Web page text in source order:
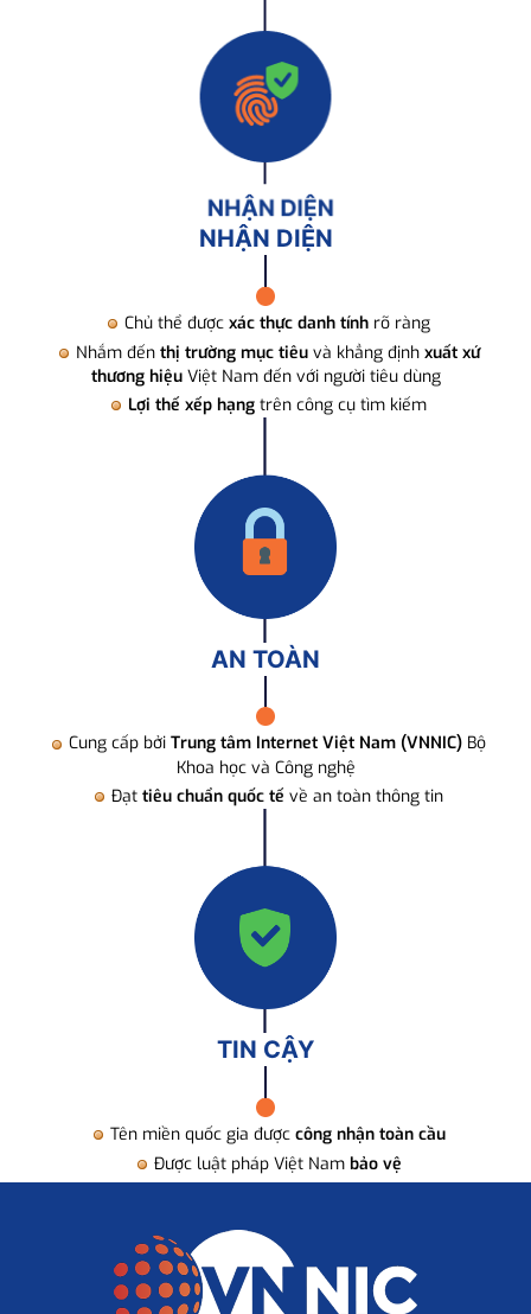
NHẬN DIỆN
Chủ thể được xác thực danh tính rõ ràng
Nhắm đến thị trường mục tiêuvà khẳng định xuất xứ
thương hiệuViệt Nam đến với người tiêu dùng
Lợi thế xếp hạng trên công cụ tìm kiếm
AN TOÀN
Cung cấp bởi Trung tâm Internet Việt Nam (VNNIC) Bộ
Khoa học và Công nghệ
Đạt tiêu chuẩn quốc tế về an toàn thông tin
TIN CẬY
Tên miền quốc gia được công nhận toàn cầu
Được luật pháp Việt Nam bảo vệ